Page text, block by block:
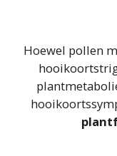
Hoewel pollen